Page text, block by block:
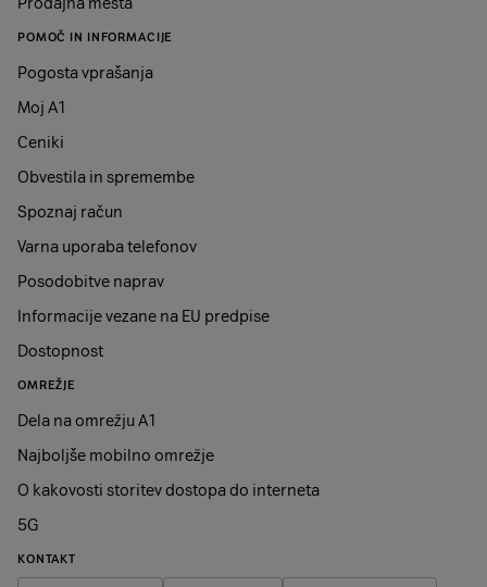
POMOČ IN INFORMACIJE
Pogosta vprašanja
Moj A1
Ceniki
Obvestila in spremembe
Spoznaj račun
Varna uporaba telefonov
Posodobitve naprav
Informacije vezane na EU predpise
Dostopnost
OMREŽJE
Dela na omrežju A1
Najboljše mobilno omrežje
O kakovosti storitev dostopa do interneta
5G
KONTAKT